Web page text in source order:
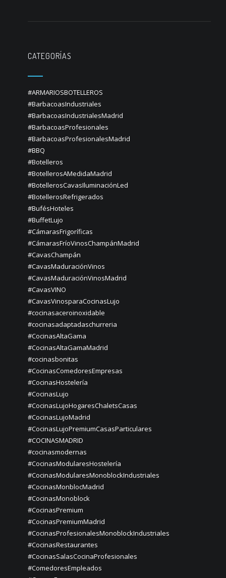
CATEGORÍAS
#ARMARIOSBOTELLEROS
#BarbacoasIndustriales
#BarbacoasIndustrialesMadrid
#BarbacoasProfesionales
#BarbacoasProfesionalesMadrid
#BBQ
#Botelleros
#BotellerosAMedidaMadrid
#BotellerosCavasIluminaciónLed
#BotellerosRefrigerados
#BufésHoteles
#BuffetLujo
#CámarasFrigoríficas
#CámarasFríoVinosChampánMadrid
#CavasChampán
#CavasMaduraciónVinos
#CavasMaduraciónVinosMadrid
#CavasVINO
#CavasVinosparaCocinasLujo
#cocinasaceroinoxidable
#cocinasadaptadaschurreria
#CocinasAltaGama
#CocinasAltaGamaMadrid
#cocinasbonitas
#CocinasComedoresEmpresas
#CocinasHostelería
#CocinasLujo
#CocinasLujoHogaresChaletsCasas
#CocinasLujoMadrid
#CocinasLujoPremiumCasasParticulares
#COCINASMADRID
#cocinasmodernas
#CocinasModularesHostelería
#CocinasModularesMonoblockIndustriales
#CocinasMonblocMadrid
#CocinasMonoblock
#CocinasPremium
#CocinasPremiumMadrid
#CocinasProfesionalesMonoblockIndustriales
#CocinasRestaurantes
#CocinasSalasCocinaProfesionales
#ComedoresEmpleados